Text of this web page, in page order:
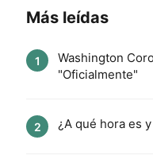
Más leídas
1
Washington
"Oficialmente"
2 ¿A qué hora es